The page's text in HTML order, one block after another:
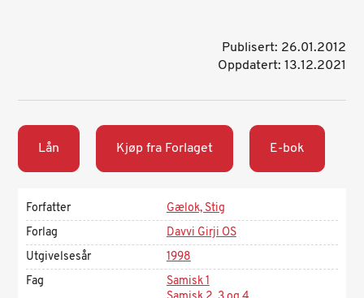
Publisert: 26.01.2012
Oppdatert: 13.12.2021
Lån Kjøp fra Forlaget E-bok
Forfatter
Gælok, Stig
Forlag
Davvi Girji OS
Utgivelsesår
1998
Fag
Samisk 1